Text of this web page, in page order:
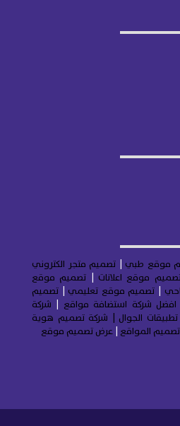
موقع طبي تصميم متجر الكتروني
موقع اعلانات
تصميم موقع
تصميم موقع تعليمي
تصميم
افضل شركة استضافة مواقع
شركة
الجوال
شركة تصميم هوية
المواقع عرض تصميم موقع